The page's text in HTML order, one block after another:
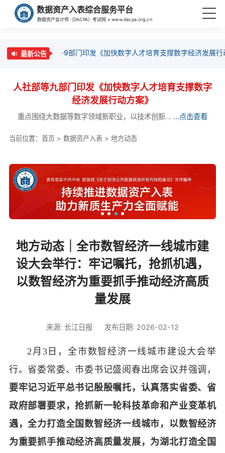
数据资产入表综合服务平台
数据资产会计师（DACPA）考试网 • www.dacpa.org.cn
最新公告 ·9部门印发《加快数字人才培育支撑数字经济发展
人社部等九部门印发《加快数字人才培育支撑数字
经济发展行动方案》
重点围绕大数据等数字领域新职业，以技术创新... ...点击查看
当前位置： 首页> 数据资产入表> 地方动态
地方动态｜全市数智经济一线城市建
设大会举行：牢记嘱托，抢抓机遇，
以数智经济为重要抓手推动经济高质
量发展
来源: 长江日报 发布日期: 2026-02-12
2月3日，全市数智经济一线城市建设大会举
行。省委常委、市委书记盛阅春出席会议并强调，
要牢记习近平总书记殷殷嘱托，认真落实省委、省
政府部署要求，抢抓新一轮科技革命和产业变革机
遇，全力打造全国数智经济一线城市，以数智经济
为重要抓手推动经济高质量发展，为湖北打造全国